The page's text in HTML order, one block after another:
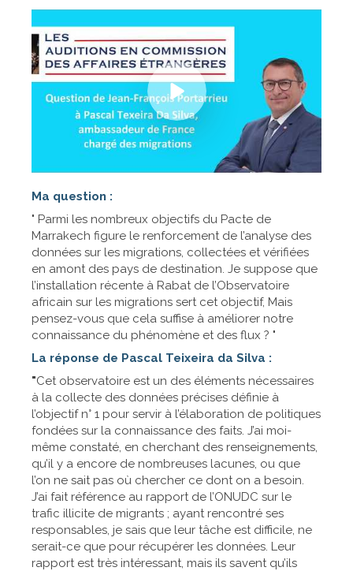
Ma question :
" Parmi les nombreux objectifs du Pacte de
Marrakech figure le renforcement de l’analyse des
données sur les migrations, collectées et vérifiées
en amont des pays de destination. Je suppose que
l’installation récente à Rabat de l’Observatoire
africain sur les migrations sert cet objectif, Mais
pensez-vous que cela suffise à améliorer notre
connaissance du phénomène et des flux ? "
La réponse de Pascal Teixeira da Silva :
"Cet observatoire est un des éléments nécessaires
à la collecte des données précises définie à
l’objectif n° 1 pour servir à l’élaboration de politiques
fondées sur la connaissance des faits. J’ai moi-
même constaté, en cherchant des renseignements,
qu’il y a encore de nombreuses lacunes, ou que
l’on ne sait pas où chercher ce dont on a besoin.
J’ai fait référence au rapport de l’ONUDC sur le
trafic illicite de migrants ; ayant rencontré ses
responsables, je sais que leur tâche est difficile, ne
serait-ce que pour récupérer les données. Leur
rapport est très intéressant, mais ils savent qu’ils